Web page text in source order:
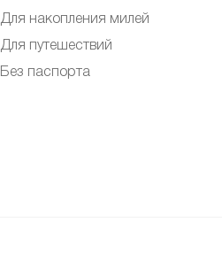
Для накопления милей
Для путешествий
Без паспорта